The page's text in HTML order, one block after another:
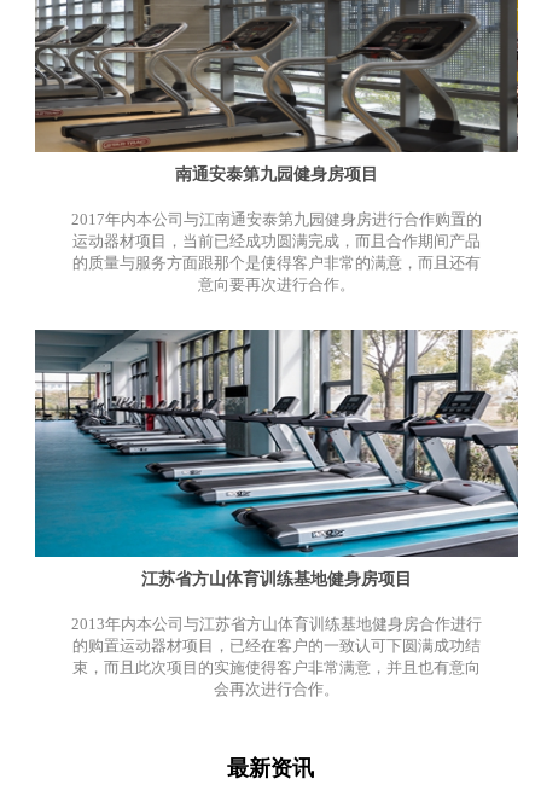
南通安泰第九园健身房项目
2017年内本公司与江南通安泰第九园健身房进行合作购置的
运动器材项目，当前已经成功圆满完成，而且合作期间产品
的质量与服务方面跟那个是使得客户非常的满意，而且还有
意向要再次进行合作。
江苏省方山体育训练基地健身房项目
2013年内本公司与江苏省方山体育训练基地健身房合作进行
的购置运动器材项目，已经在客户的一致认可下圆满成功结
束，而且此次项目的实施使得客户非常满意，并且也有意向
会再次进行合作。
最新资讯